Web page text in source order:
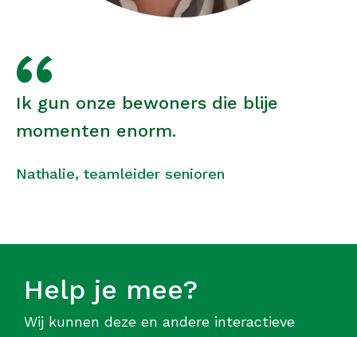
Ik gun onze bewoners die blije
momenten enorm.
Nathalie, teamleider senioren
Help je mee?
Wij kunnen deze en andere interactieve